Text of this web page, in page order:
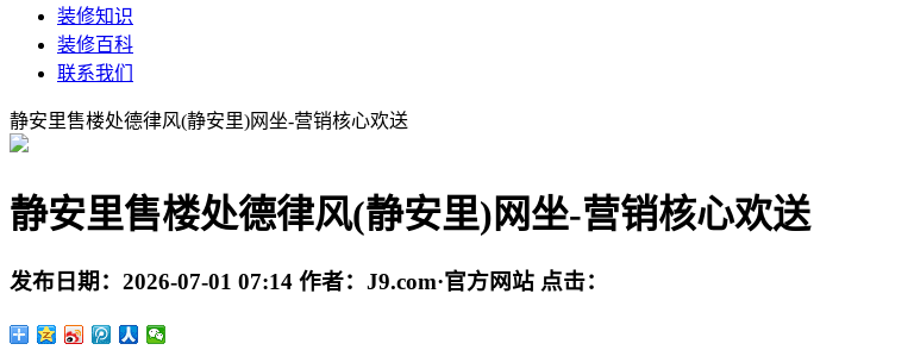
装修知识
装修百科
联系我们
静安里售楼处德律风(静安里)网坐-营销核心欢送
静安里售楼处德律风(静安里)网坐-营销核心欢送
发布日期： 2026-07-01 07:14 作者： J9.com·官方网站 点击：